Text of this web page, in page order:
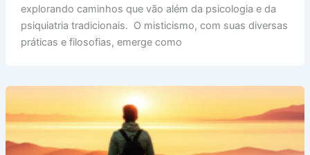
explorando caminhos que vão além da psicologia e da
psiquiatria tradicionais. O misticismo, com suas diversas
práticas e filosofias, emerge como